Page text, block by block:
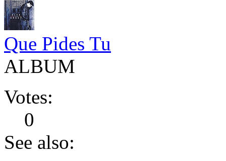
Que Pides Tu
ALBUM
Votes:
0
See also: